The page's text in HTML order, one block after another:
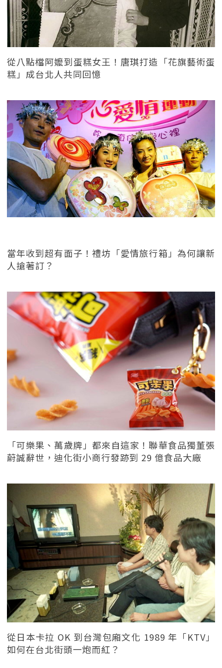
從八點檔阿嬤到蛋糕女王！唐琪打造「花旗藝術蛋
糕」成台北人共同回憶
當年收到超有面子！禮坊「愛情旅行箱」為何讓新
人搶著訂？
「可樂果、萬歲牌」都來自這家！聯華食品獨董張
蔚誠辭世，迪化街小商行發跡到 29 億食品大廠
從日本卡拉 OK 到台灣包廂文化 1989 年「KTV」
如何在台北街頭一炮而紅？